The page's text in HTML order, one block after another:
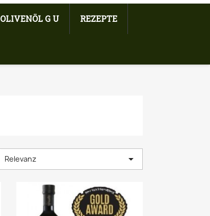
OLIVENÖL G U REZEPTE
Relevanz 